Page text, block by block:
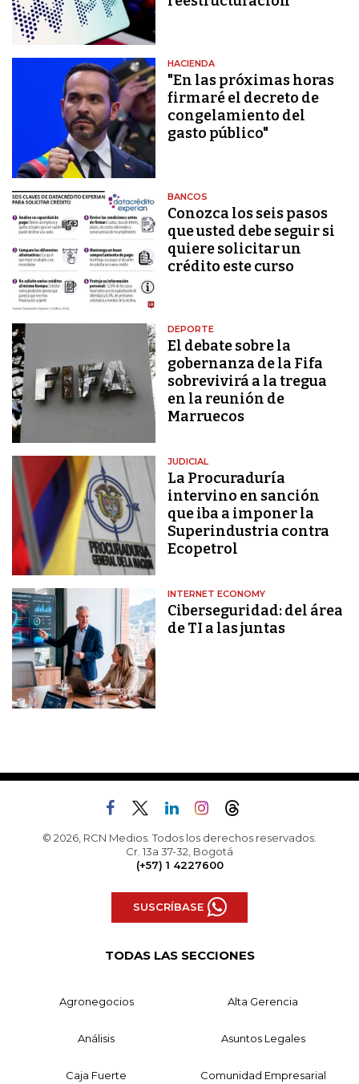
HACIENDA
"En las próximas horas
firmaré el decreto de
congelamiento del
gasto público"
BANCOS
Conozca los seis pasos
que usted debe seguir si
quiere solicitar un
crédito este curso
DEPORTE
El debate sobre la
gobernanza de la Fifa
sobrevivirá a la tregua
en la reunión de
Marruecos
JUDICIAL
La Procuraduría
intervino en sanción
que iba a imponer la
Superindustria contra
Ecopetrol
INTERNET ECONOMY
Ciberseguridad: del área
de TI a las juntas
© 2026, RCN Medios. Todos los derechos reservados.
Cr. 13a 37-32, Bogotá
(+57) 1 4227600
SUSCRÍBASE
TODAS LAS SECCIONES
Agronegocios Alta Gerencia
Análisis Asuntos Legales
Caja Fuerte Comunidad Empresarial